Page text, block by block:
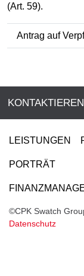
(Art. 59).
Antrag auf
©CPK Swatch
Datenschutz
LEISTUNGEN
PORTRÄT